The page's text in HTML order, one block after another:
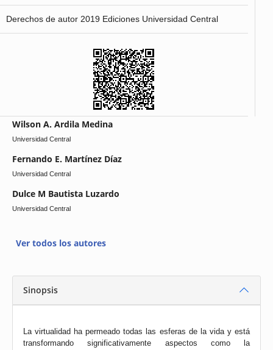
Derechos de autor 2019 Ediciones Universidad Central
Wilson A. Ardila Medina
Universidad Central
Fernando E. Martínez Díaz
Universidad Central
Dulce M Bautista Luzardo
Universidad Central
Ver todos los autores
Sinopsis
La virtualidad ha permeado todas las esferas de la vida y está
transformando significativamente aspectos como la